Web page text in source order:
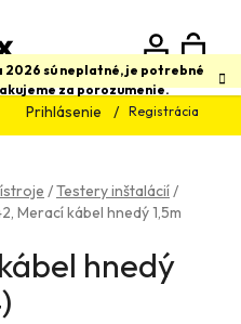
sú neplatné, je potrebné
za porozumenie.
Prihlásenie Registrácia
Hľadať
/Testery inštalácií/
Merací kábel hnedý 1,5m
hnedý